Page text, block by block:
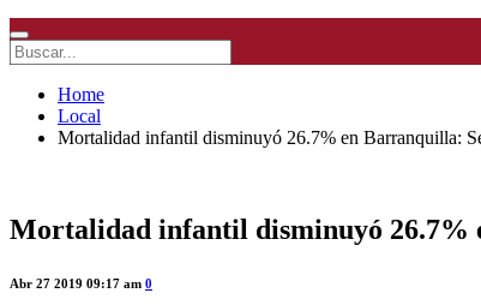
Home
Local
Mortalidad infantil disminuyó 26.7% en Barranquilla:
Mortalidad infantil disminuyó 26.7%
Abr 27 2019 09:17 am 0